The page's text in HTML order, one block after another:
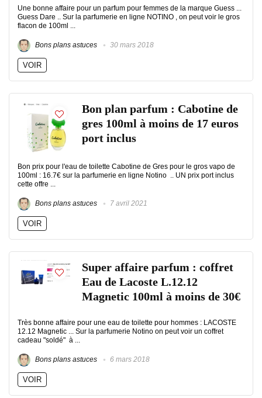
Une bonne affaire pour un parfum pour femmes de la marque Guess ...
Guess Dare .. Sur la parfumerie en ligne NOTINO , on peut voir le gros
flacon de 100ml ...
Bons plans astuces 30 mars 2018
VOIR
Bon plan parfum : Cabotine de
gres 100ml à moins de 17 euros
port inclus
Bon prix pour l'eau de toilette Cabotine de Gres pour le gros vapo de
100ml : 16.7€ sur la parfumerie en ligne Notino .. UN prix port inclus
cette offre ...
Bons plans astuces 7 avril 2021
VOIR
Super affaire parfum : coffret
Eau de Lacoste L.12.12
Magnetic 100ml à moins de 30€
Très bonne affaire pour une eau de toilette pour hommes : LACOSTE
12.12 Magnetic ... Sur la parfumerie Notino on peut voir un coffret
cadeau "soldé" à ...
Bons plans astuces 6 mars 2018
VOIR